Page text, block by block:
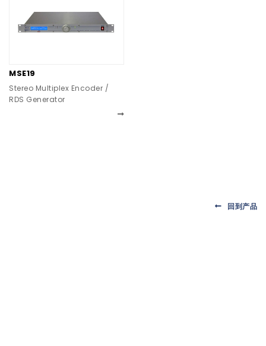
MSE19
Stereo Multiplex Encoder /
RDS Generator
回到产品